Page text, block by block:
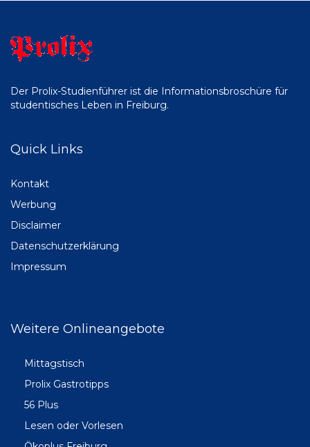
Der Prolix-Studienführer ist die Informationsbroschüre für
studentisches Leben in Freiburg.
Quick Links
Kontakt
Werbung
Disclaimer
Datenschutzerklärung
Impressum
Weitere Onlineangebote
Mittagstisch
Prolix Gastrotipps
56 Plus
Lesen oder Vorlesen